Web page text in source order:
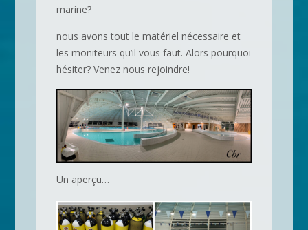
marine?
nous avons tout le matériel nécessaire et
les moniteurs qu’il vous faut. Alors pourquoi
hésiter? Venez nous rejoindre!
Un aperçu…